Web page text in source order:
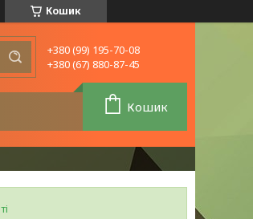
Кошик
+380 (99) 195-70-08
+380 (67) 880-87-45
Кошик